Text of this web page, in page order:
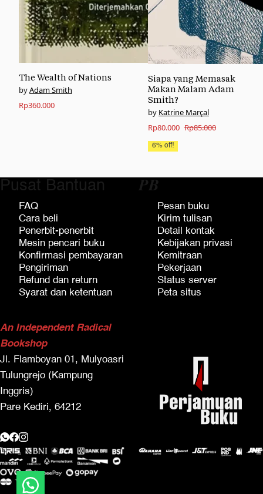
The Wealth of Nations
Adam Smith
Rp360.000
Siapa yang Memasak
Makan Malam Adam
Smith?
Katrine Marçal
Rp85.000
Original
price
Rp80.000
Current
price
6% off!
Pusat Bantuan
FAQ
Cara beli
Penerbit-penerbit
Mesin pencari buku
Konfirmasi pembayaran
Pengiriman
Refund dan return
Syarat dan ketentuan
𝑷𝑩
Pesan buku
Kirim tulisan
Detail kontak
Kebijakan privasi
Kemitraan
Pekerjaan
Status server
Peta situs
An Independent Radical
Bookshop
Jl. Flamboyan 01, Mulyoasri
Tulungrejo (Kampung
Inggris)
Pare Kediri, 64212